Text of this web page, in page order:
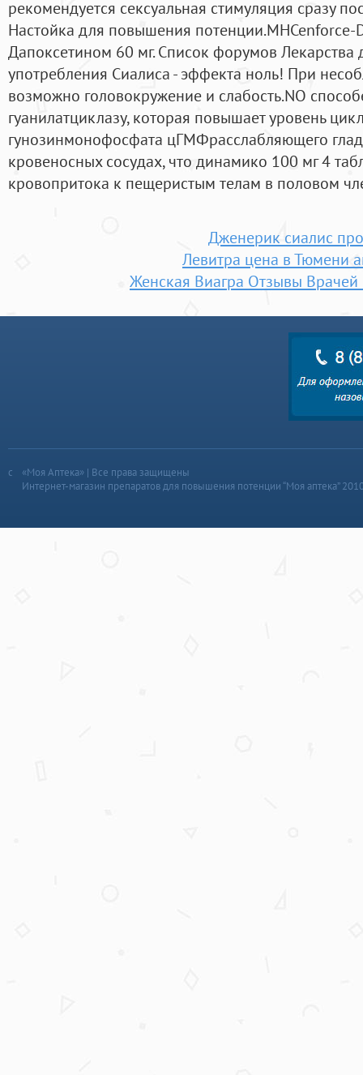
рекомендуется сексуальная стимуляция сразу
Настойка для повышения потенции.MHCenforce-
Дапоксетином 60 мг. Список форумов
употребления Сиалиса - эффекта ноль! При
возможно головокружение и слабость.NO
гуанилатциклазу, которая повышает уровень
гунозинмонофосфата цГМФрасслабляющего
кровеносных сосудах, что динамико 100 мг 4
кровопритока к пещеристым телам в половом
Дженерик сиалис
Левитра цена в Тюмени
Женская Виагра Отзывы
«Моя Аптека» | Все права защищены
Интернет-магазин препаратов для повышения потенции “Моя аптека”